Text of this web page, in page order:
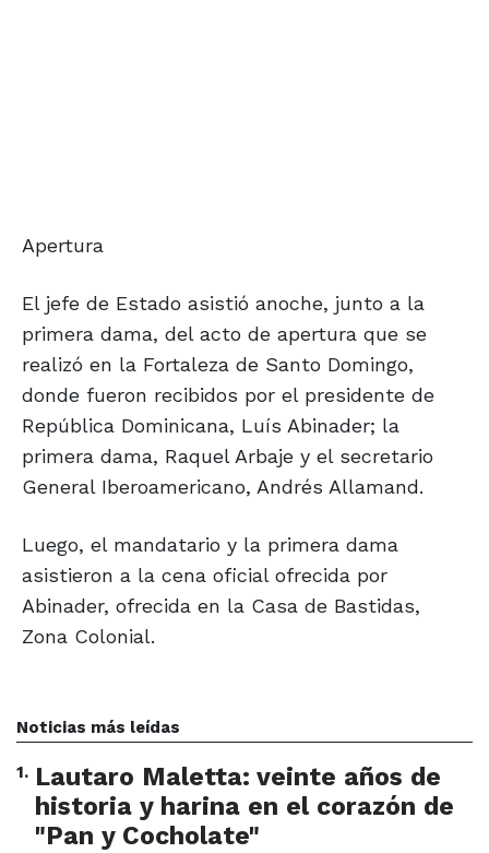
Apertura
El jefe de Estado asistió anoche, junto a la
primera dama, del acto de apertura que se
realizó en la Fortaleza de Santo Domingo,
donde fueron recibidos por el presidente de
República Dominicana, Luís Abinader; la
primera dama, Raquel Arbaje y el secretario
General Iberoamericano, Andrés Allamand.
Luego, el mandatario y la primera dama
asistieron a la cena oficial ofrecida por
Abinader, ofrecida en la Casa de Bastidas,
Zona Colonial.
Noticias más leídas
1. Lautaro Maletta: veinte años de
historia y harina en el corazón de
"Pan y Cocholate"